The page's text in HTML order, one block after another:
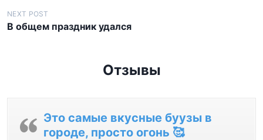
в
и
и
NEXT POST
В общем праздник удался
Отзывы
Это самые вкусные буузы в
городе, просто огонь 🥰